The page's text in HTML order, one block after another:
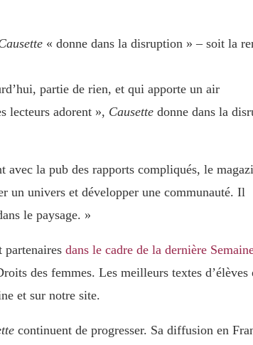
« donne dans la disruption » – soit la
partie de rien, et qui apporte un air
lecteurs adorent », Causette donne dans la
la pub des rapports compliqués, le
un univers et développer une communauté. Il
le paysage. »
partenaires dans le cadre de la dernière
des femmes. Les meilleurs textes d’élèves
et sur notre site.
continuent de progresser. Sa diffusion en